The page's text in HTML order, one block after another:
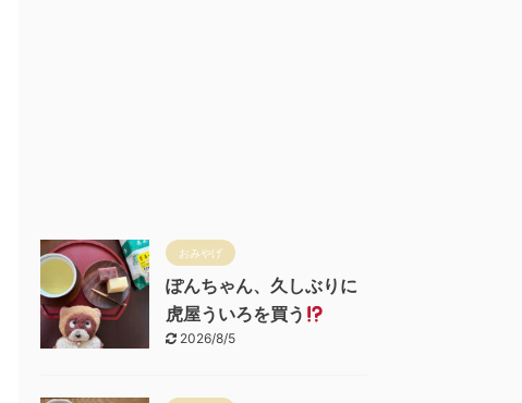
おみやげ
ぽんちゃん、久しぶりに
虎屋ういろを買う
2026/8/5